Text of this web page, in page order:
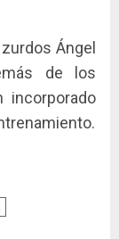
Ángel
de los
incorporado